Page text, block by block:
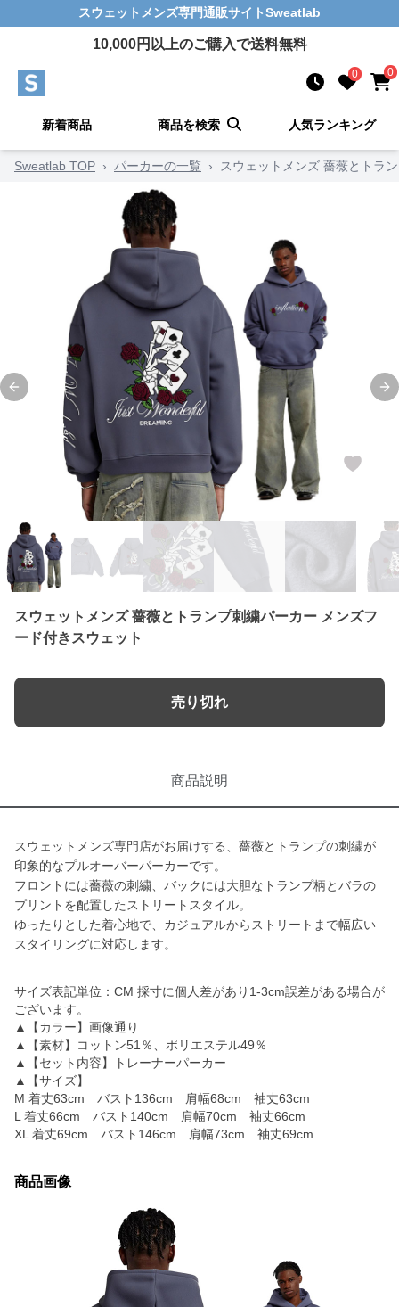
スウェットメンズ専門通販サイトSweatlab
10,000円以上のご購入で送料無料
0 0
新着商品 商品を検索 人気ランキング
Sweatlab TOP › パーカーの一覧 › スウェットメンズ 薔薇とトラ
Previous slide
スウェットメンズ 薔薇とトランプ刺繍パーカー メンズフ
ード付きスウェット
売り切れ
商品説明
スウェットメンズ専門店がお届けする、薔薇とトランプの刺繍が
印象的なプルオーバーパーカーです。
フロントには薔薇の刺繍、バックには大胆なトランプ柄とバラの
プリントを配置したストリートスタイル。
ゆったりとした着心地で、カジュアルからストリートまで幅広い
スタイリングに対応します。
サイズ表記単位：CM 採寸に個人差があり1-3cm誤差がある場合が
ございます。
▲【カラー】画像通り
▲【素材】コットン51％、ポリエステル49％
▲【セット内容】トレーナーパーカー
▲【サイズ】
M 着丈63cm バスト136cm 肩幅68cm 袖丈63cm
L 着丈66cm バスト140cm 肩幅70cm 袖丈66cm
XL 着丈69cm バスト146cm 肩幅73cm 袖丈69cm
商品画像